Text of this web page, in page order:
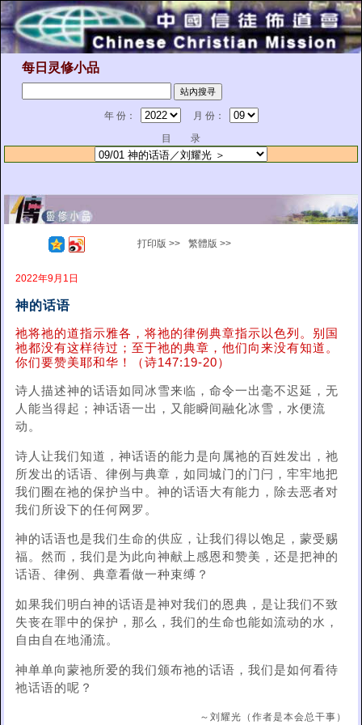
每日灵修小品
年 份：
月 份：
目 录
打印版 >> 繁體版 >>
2022年9月1日
神的话语
祂将祂的道指示雅各，将祂的律例典章指示以色列。别国
祂都没有这样待过；至于祂的典章，他们向来没有知道。
你们要赞美耶和华！（诗147:19-20）
诗人描述神的话语如同冰雪来临，命令一出毫不迟延，无
人能当得起；神话语一出，又能瞬间融化冰雪，水便流
动。
诗人让我们知道，神话语的能力是向属祂的百姓发出，祂
所发出的话语、律例与典章，如同城门的门闩，牢牢地把
我们圈在祂的保护当中。神的话语大有能力，除去恶者对
我们所设下的任何网罗。
神的话语也是我们生命的供应，让我们得以饱足，蒙受赐
福。然而，我们是为此向神献上感恩和赞美，还是把神的
话语、律例、典章看做一种束缚？
如果我们明白神的话语是神对我们的恩典，是让我们不致
失丧在罪中的保护，那么，我们的生命也能如流动的水，
自由自在地涌流。
神单单向蒙祂所爱的我们颁布祂的话语，我们是如何看待
祂话语的呢？
～刘耀光（作者是本会总干事）